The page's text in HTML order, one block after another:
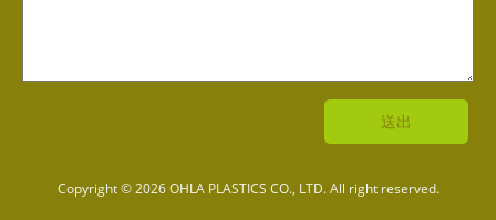
送出
Copyright © 2026 OHLA PLASTICS CO., LTD. All right reserved.